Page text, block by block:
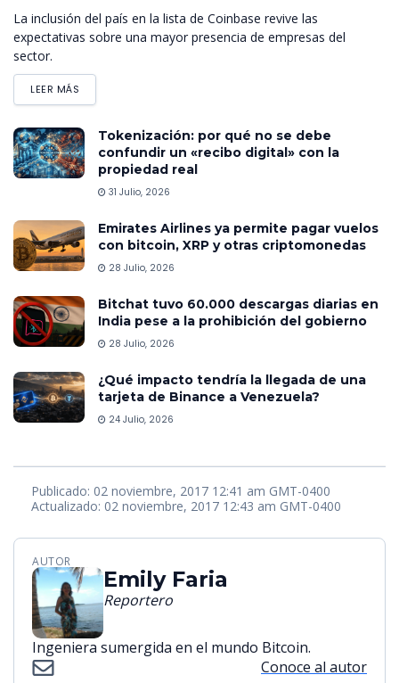
La inclusión del país en la lista de Coinbase revive las
expectativas sobre una mayor presencia de empresas del
sector.
LEER MÁS
Tokenización: por qué no se debe
confundir un «recibo digital» con la
propiedad real
31 Julio, 2026
Emirates Airlines ya permite pagar vuelos
con bitcoin, XRP y otras criptomonedas
28 Julio, 2026
Bitchat tuvo 60.000 descargas diarias en
India pese a la prohibición del gobierno
28 Julio, 2026
¿Qué impacto tendría la llegada de una
tarjeta de Binance a Venezuela?
24 Julio, 2026
Publicado: 02 noviembre, 2017 12:41 am GMT-0400
Actualizado: 02 noviembre, 2017 12:43 am GMT-0400
AUTOR
Emily Faria
Reportero
Ingeniera sumergida en el mundo Bitcoin.
Conoce al autor